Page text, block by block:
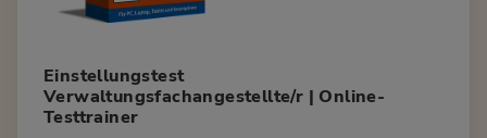
Einstellungstest
Verwaltungsfachangestellte/r | Online-
Testtrainer